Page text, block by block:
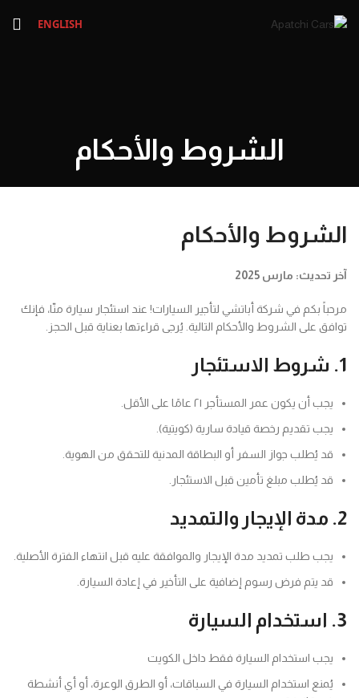
ENGLISH
الشروط والأحكام
الشروط والأحكام
آخر تحديث: مارس 2025
مرحباً بكم في شركة أباتشي لتأجير السيارات! عند استئجار سيارة منّا، فإنك
توافق على الشروط والأحكام التالية. يُرجى قراءتها بعناية قبل الحجز.
1. شروط الاستئجار
يجب أن يكون عمر المستأجر ٢١ عامًا على الأقل.
يجب تقديم رخصة قيادة سارية (كويتية).
قد يُطلب جواز السفر أو البطاقة المدنية للتحقق من الهوية.
قد يُطلب مبلغ تأمين قبل الاستئجار.
2. مدة الإيجار والتمديد
يجب طلب تمديد مدة الإيجار والموافقة عليه قبل انتهاء الفترة الأصلية.
قد يتم فرض رسوم إضافية على التأخير في إعادة السيارة.
3. استخدام السيارة
يجب استخدام السيارة فقط داخل الكويت
يُمنع استخدام السيارة في السباقات، أو الطرق الوعرة، أو أي أنشطة